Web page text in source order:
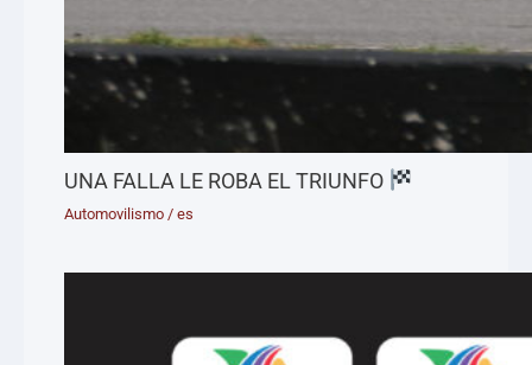
UNA FALLA LE ROBA EL TRIUNFO
Automovilismo /es